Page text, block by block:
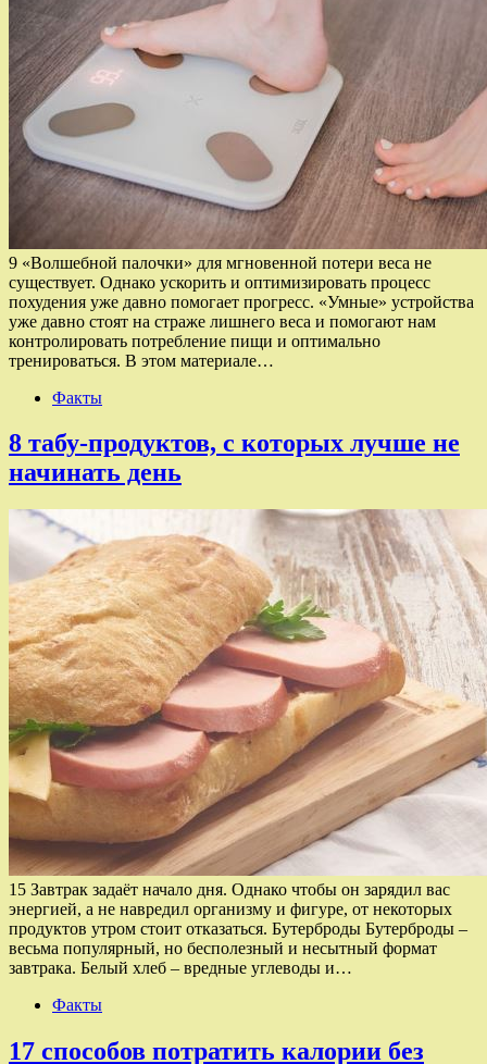
9 «Волшебной палочки» для мгновенной потери веса не
существует. Однако ускорить и оптимизировать процесс
похудения уже давно помогает прогресс. «Умные» устройства
уже давно стоят на страже лишнего веса и помогают нам
контролировать потребление пищи и оптимально
тренироваться. В этом материале…
Факты
8 табу-продуктов, с которых лучше не
начинать день
15 Завтрак задаёт начало дня. Однако чтобы он зарядил вас
энергией, а не навредил организму и фигуре, от некоторых
продуктов утром стоит отказаться. Бутерброды Бутерброды –
весьма популярный, но бесполезный и несытный формат
завтрака. Белый хлеб – вредные углеводы и…
Факты
17 способов потратить калории без